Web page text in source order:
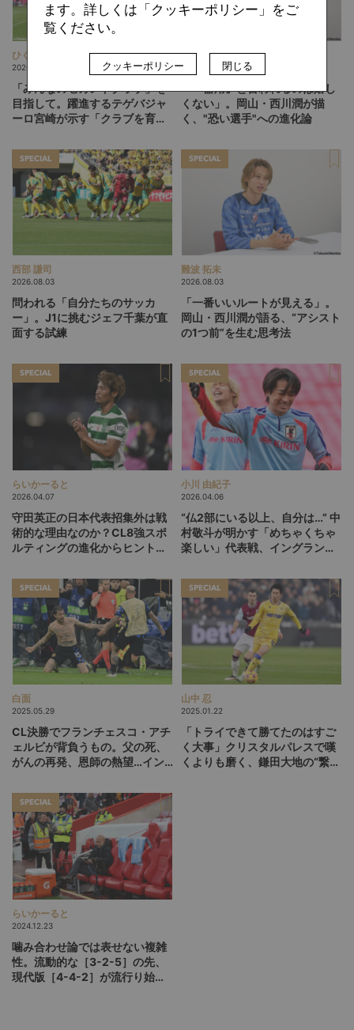
ひぐらしひなつ
2026.08.05
「みんなのセカンドクラブ」を
目指して。躍進するテゲバジャ
ーロ宮崎が示す「クラブを育て
難波 拓未
2026.08.04
「『器用』と言われるのは嬉し
くない」。岡山・西川潤が描
く、"恐い選手"への進化論
SPECIAL
西部 謙司
2026.08.03
問われる「自分たちのサッカ
ー」。J1に挑むジェフ千葉が直
面する試練
SPECIAL
難波 拓未
2026.08.03
「一番いいルートが見える」。
岡山・西川潤が語る、“アシスト
の1つ前”を生む思考法
SPECIAL
らいかーると
2026.04.07
守田英正の日本代表招集外は戦
術的な理由なのか？CL8強スポ
ルティングの進化からヒントを
SPECIAL
小川 由紀子
2026.04.06
“仏2部にいる以上、自分は…” 中
村敬斗が明かす「めちゃくちゃ
楽しい」代表戦、イングランド
SPECIAL
白面
2025.05.29
CL決勝でフランチェスコ・アチ
ェルビが背負うもの。父の死、
がんの再発、恩師の熱望…イン
生き様
SPECIAL
山中 忍
2025.01.22
「トライできて勝てたのはすご
く大事」クリスタルパレスで嘆
くよりも磨く、鎌田大地の“繋
SPECIAL
らいかーると
2024.12.23
噛み合わせ論では表せない複雑
性。流動的な［3-2-5］の先、
現代版［4-4-2］が流行り始め
ます。詳しくは「クッキーポリシー」をご
覧ください。
クッキーポリシー 閉じる